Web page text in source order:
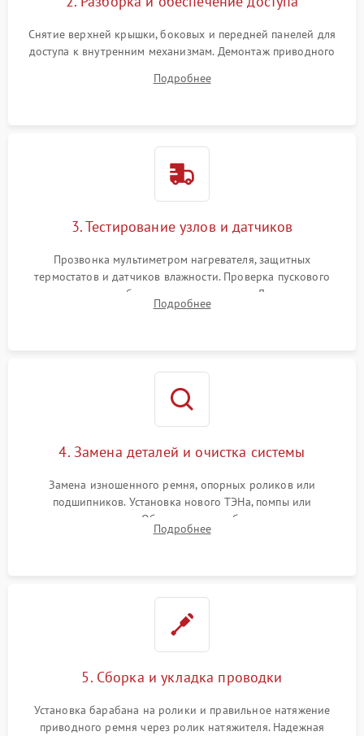
Снятие верхней крышки, боковых и передней панелей для
доступа к внутренним механизмам. Демонтаж приводного
Обеспечение свободного доступа к ТЭНу, компрессору,
Подробнее
3. Тестирование узлов и датчиков
Прозвонка мультиметром нагревателя, защитных
термостатов и датчиков влажности. Проверка пускового
конденсатора, обмоток мотора и помпы. Для машин с
тепловым насосом — диагностика работы компрессора и
Подробнее
4. Замена деталей и очистка системы
Замена изношенного ремня, опорных роликов или
подшипников. Установка нового ТЭНа, помпы или
термодатчиков. Обязательная глубокая очистка
конденсатора, крыльчатки вентилятора и воздуховодов от
Подробнее
5. Сборка и укладка проводки
Установка барабана на ролики и правильное натяжение
приводного ремня через ролик натяжителя. Надежная